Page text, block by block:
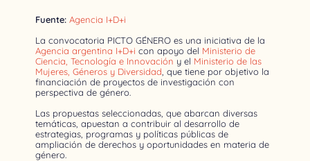
Fuente: Agencia I+D+i
La convocatoria PICTO GÉNERO es una iniciativa de la
Agencia argentina I+D+i con apoyo del Ministerio de
Ciencia, Tecnología e Innovación y el Ministerio de las
Mujeres, Géneros y Diversidad , que tiene por objetivo la
financiación de proyectos de investigación con
perspectiva de género.
Las propuestas seleccionadas, que abarcan diversas
temáticas, apuestan a contribuir al desarrollo de
estrategias, programas y políticas públicas de
ampliación de derechos y oportunidades en materia de
género.